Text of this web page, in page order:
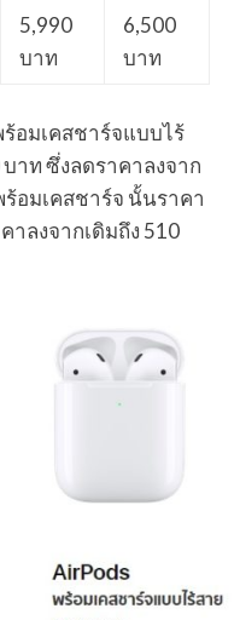
5,990
บาท
6,500
บาท
ร้อมเคสชาร์จแบบไร้
าท ซึ่งลดราคาลงจาก
ร้อมเคสชาร์จ นั้นราคา
าลงจากเดิมถึง 510